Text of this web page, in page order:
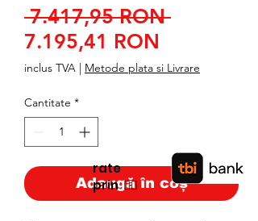
7.417,95 RON Preț
7.195,41 RON
redus
inclus TVA | Metode plata si Livrare
Cantitate *
Adaugă în coș
rate
prin👉🏿